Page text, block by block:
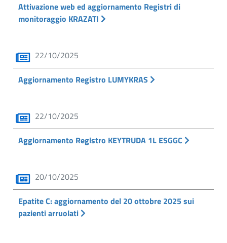
Attivazione web ed aggiornamento Registri di
monitoraggio KRAZATI
22/10/2025
Aggiornamento Registro LUMYKRAS
22/10/2025
Aggiornamento Registro KEYTRUDA 1L ESGGC
20/10/2025
Epatite C: aggiornamento del 20 ottobre 2025 sui
pazienti arruolati